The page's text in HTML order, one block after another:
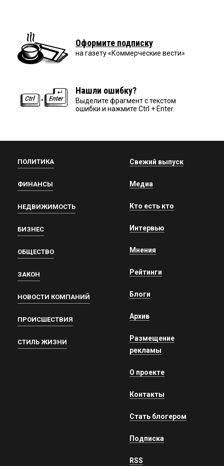
Оформите подписку
на газету «Коммерческие вести»
Нашли ошибку?
Выделите фрагмент с текстом
ошибки и нажмите Ctrl + Enter.
ПОЛИТИКА
ФИНАНСЫ
НЕДВИЖИМОСТЬ
БИЗНЕС
ОБЩЕСТВО
ЗАКОН
НОВОСТИ КОМПАНИЙ
ПРОИСШЕСТВИЯ
СТИЛЬ ЖИЗНИ
Свежий выпуск
Медиа
Кто есть кто
Интервью
Мнения
Рейтинги
Блоги
Архив
Размещение
рекламы
О проекте
Контакты
Стать блогером
Подписка
RSS